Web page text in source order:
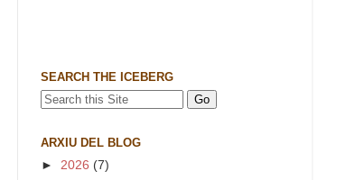
SEARCH THE ICEBERG
ARXIU DEL BLOG
► 2026 (7)